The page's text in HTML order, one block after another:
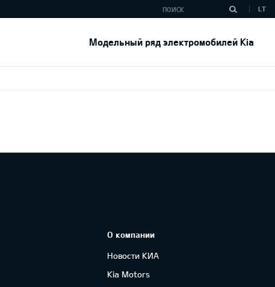
Модельный ряд электромобилей Kia
LT
О компании
Новости КИА
Kia Motors